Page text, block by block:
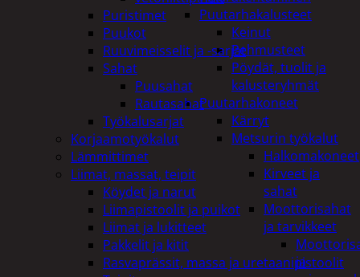
Puutarhakalusteet
Keinut
Pehmusteet
Pöydät, tuolit ja
kalusteryhmät
Puutarhakoneet
Kärryt
Metsurin työkalut
Halkomakoneet
Kirveet ja
sahat
Moottorisahat
ja tarvikkeet
ja
Puristimet
Puukot
Ruuvimeisselit ja -sarjat
Sahat
Puusahat
Rautasahat
Työkalusarjat
Korjaamotyökalut
Lämmittimet
Liimat, massat, teipit
Köydet ja narut
Liimapistoolit ja puikot
Liimat ja lukitteet
Pakkelit ja kitit
Rasvaprässit, massa ja uretaanipistoolit